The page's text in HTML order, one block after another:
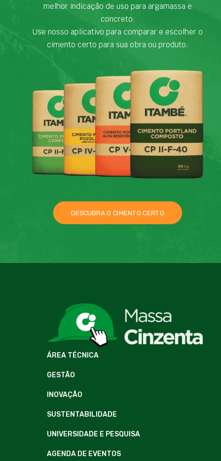
melhor indicação de uso para argamassa e
concreto.
Use nosso aplicativo para comparar e escolher o
cimento certo para sua obra ou produto.
DESCUBRA O CIMENTO CERTO
ÁREA TÉCNICA
GESTÃO
INOVAÇÃO
SUSTENTABILIDADE
UNIVERSIDADE E PESQUISA
AGENDA DE EVENTOS